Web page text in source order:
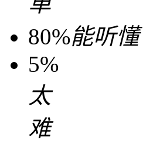
80%能听懂
5%
太
难